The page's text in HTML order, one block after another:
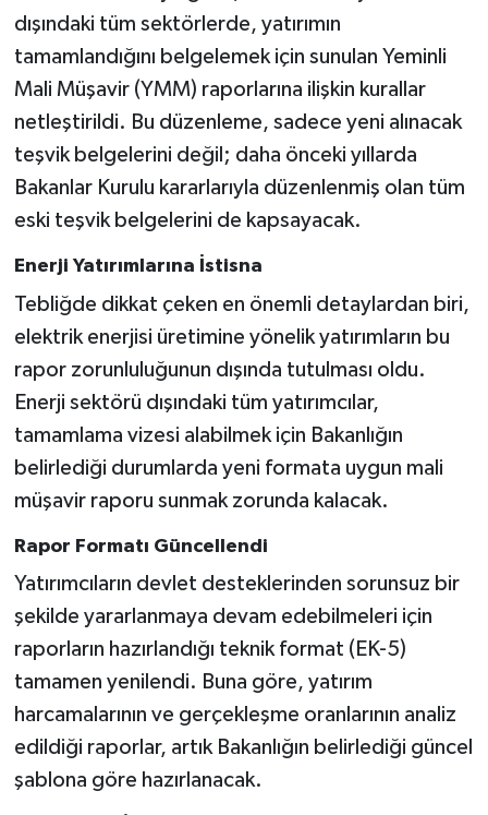
dışındaki tüm sektörlerde, yatırımın
tamamlandığını belgelemek için sunulan Yeminli
Mali Müşavir (YMM) raporlarına ilişkin kurallar
netleştirildi. Bu düzenleme, sadece yeni alınacak
teşvik belgelerini değil; daha önceki yıllarda
Bakanlar Kurulu kararlarıyla düzenlenmiş olan tüm
eski teşvik belgelerini de kapsayacak.
Enerji Yatırımlarına İstisna
Tebliğde dikkat çeken en önemli detaylardan biri,
elektrik enerjisi üretimine yönelik yatırımların bu
rapor zorunluluğunun dışında tutulması oldu.
Enerji sektörü dışındaki tüm yatırımcılar,
tamamlama vizesi alabilmek için Bakanlığın
belirlediği durumlarda yeni formata uygun mali
müşavir raporu sunmak zorunda kalacak.
Rapor Formatı Güncellendi
Yatırımcıların devlet desteklerinden sorunsuz bir
şekilde yararlanmaya devam edebilmeleri için
raporların hazırlandığı teknik format (EK-5)
tamamen yenilendi. Buna göre, yatırım
harcamalarının ve gerçekleşme oranlarının analiz
edildiği raporlar, artık Bakanlığın belirlediği güncel
şablona göre hazırlanacak.